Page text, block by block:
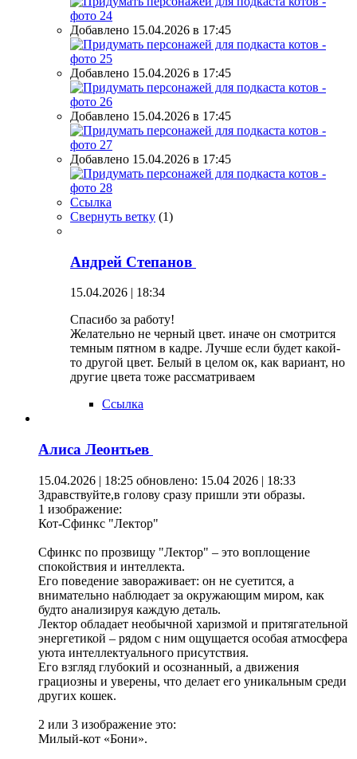
Добавлено 15.04.2026 в 17:45
Добавлено 15.04.2026 в 17:45
Добавлено 15.04.2026 в 17:45
Добавлено 15.04.2026 в 17:45
Ссылка
Свернуть ветку (1)
Андрей Степанов
15.04.2026 | 18:34
Спасибо за работу!
Желательно не черный цвет. иначе он смотрится
темным пятном в кадре. Лучше если будет какой-
то другой цвет. Белый в целом ок, как вариант, но
другие цвета тоже рассматриваем
Ссылка
Алиса Леонтьев
15.04.2026 | 18:25 обновлено: 15.04 2026 | 18:33
Здравствуйте,в голову сразу пришли эти образы.
1 изображение:
Кот-Сфинкс "Лектор"
Сфинкс по прозвищу "Лектор" – это воплощение
спокойствия и интеллекта.
Его поведение завораживает: он не суетится, а
внимательно наблюдает за окружающим миром, как
будто анализируя каждую деталь.
Лектор обладает необычной харизмой и притягательной
энергетикой – рядом с ним ощущается особая атмосфера
уюта интеллектуального присутствия.
Его взгляд глубокий и осознанный, а движения
грациозны и уверены, что делает его уникальным среди
других кошек.
2 или 3 изображение это:
Милый-кот «Бони».